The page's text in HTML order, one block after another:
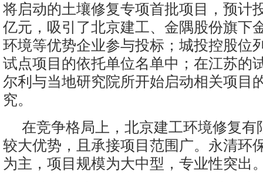
将启动的土壤修复专项首批项目，预计
亿元，吸引了北京建工、金隅股份旗下
环境等优势企业参与投标；城投控股位
试点项目的依托单位名单中；在江苏的
尔利与当地研究院所开始启动相关项目
究。
在竞争格局上，北京建工环境修复有
较大优势，且承接项目范围广。永清环
为主，项目规模为大中型，专业性突出